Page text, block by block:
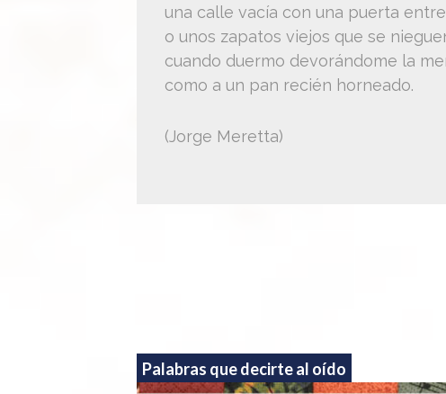
una calle vacía con una puerta
o unos zapatos viejos que se
cuando duermo devorándome la
como a un pan recién horneado.
(Jorge Meretta)
Palabras que decirte al oído